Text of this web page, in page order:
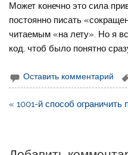
Может конечно это сила
постоянно писать
читаемым «на лету». Но я
код, чтоб было понятно
Оставить комментарий
Навигация
« 1001-й способ ограничить